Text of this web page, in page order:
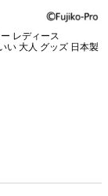
レディース
い 大人 グッズ 日本製